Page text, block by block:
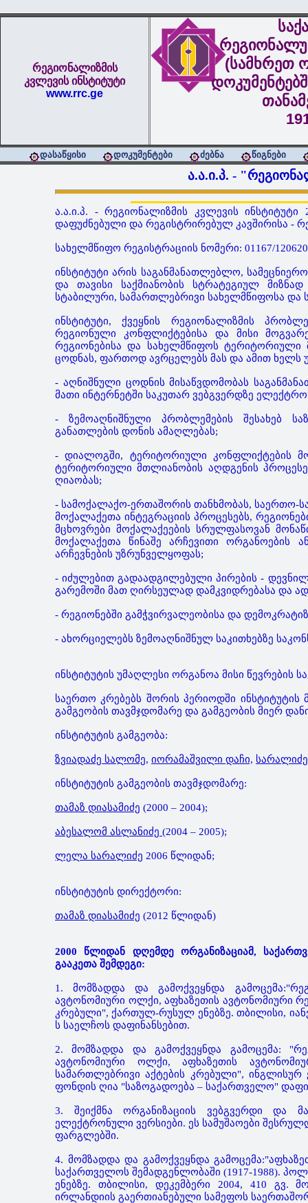
რეგიონალიზმის
კვლევის ინსტიტუტი
www.rrc.ge
(სამხრეთ
დასაწყისი დოკუმენტები ძებნა წიგნები
ა.ა.ი.პ. -
ა.ა.ი.პ. - რეგიონალიზმის კვლევის
დაფუძნებული და რეგისტრირებულ კავშირისა -
სახელმწიფო რეგისტრაციის ნომერი: 01167/120620
ინსტიტუტი არის საგანმანათლებლო,
და თავისი საქმიანობის სტრატეგიულ
სტაბილური, სამართლებრივი სახელმწიფოსა და
ინსტიტუტი, ქვეყნის რეგიონალიზმის
რეგიონული კონფლიქტებისა და მისი
რეგიონებისა და სახელმწიფოს ტერიტორიული
ცოდნას, ფართოდ ავრცელებს მას და ამით ხელს
- აღნიშნული ცოდნის მისაწვდომობას
მათი ინტერნეტში საკუთარ ვებგვერდზე
- ზემოაღნიშნული პრობლემების შესახებ
განათლების დონის ამაღლებას;
- დიალოგში, ტერიტორიული კონფლიქტების
ტერიტორიული მთლიანობის აღდგენის
ღიაობას;
- სამოქალაქო-ერთაშორის თანხმობას, საერთო-
მოქალაქეთა ინტეგრაციის პროცესებს,
მცხოვრები მოქალაქეების სრულფასოვან
მოქალაქეთა წინაშე არჩევითი ორგანოების
არჩევნების უზრუნველყოფას;
- იძულებით გადაადგილებული პირების -
გარემოში მათ ღირსეულად დამკვიდრებასა და
- რეგიონებში გამჭვირვალეობისა და
- ახორციელებს ზემოაღნიშნულ საკითხებზე
ინსტიტუტის უმაღლესი ორგანოა მისი წევრების
საერთო კრებებს შორის პერიოდში
გამგეობის თავმჯდომარე და გამგეობის მიერ
ინსტიტუტის გამგეობა:
ზვიადაძე სალომე, იორამაშვილი დაჩი,
ინსტიტუტის გამგეობის თავმჯდომარე:
თამაზ დიასამიძე (2000 – 2004);
აბესალომ ასლანიძე (2004 – 2005);
ლელა სარალიძე 2006 წლიდან;
ინსტიტუტის დირექტორი:
თამაზ დიასამიძე (2012 წლიდან)
2000 წლიდან დღემდე ორგანიზაციამ,
გააკეთა შემდეგი:
1. მომზადდა და გამოქვეყნდა
ავტონომიური ოლქი, აფხაზეთის ავტონომიური
კრებული", ქართულ-რუსულ ენებზე. თბილისი,
ს საელჩოს დაფინანსებით.
2. მომზადდა და გამოქვეყნდა გამოცემა:
ავტონომიური ოლქი, აფხაზეთის
სამართლებრივი აქტების კრებული", ინგლისურ
ფონდის ღია "საზოგადოება – საქართველო"
3. შეიქმნა ორგანიზაციის ვებგვერდი და
ელექტრონული ვერსიები. ეს სამუშაოები
ფარგლებში.
4. მომზადდა და გამოქვეყნდა
საქართველოს შემადგენლობაში (1917-1988).
ენებზე. თბილისი, დეკემბერი 2004, 410
ირლანდიის გაერთიანებული სამეფოს